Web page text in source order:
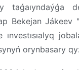
taǵaıyndaýǵa
Bekejan Jákeev
ınvestısıalyq
orynbasary